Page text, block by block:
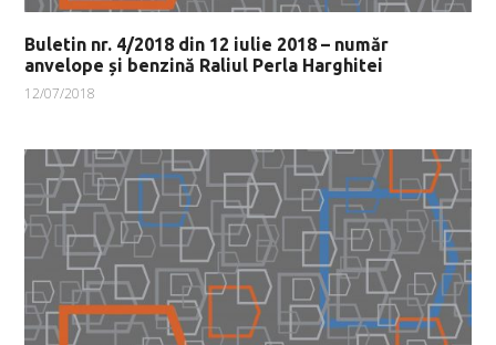
Buletin nr. 4/2018 din 12 iulie 2018 – număr
anvelope și benzină Raliul Perla Harghitei
12/07/2018